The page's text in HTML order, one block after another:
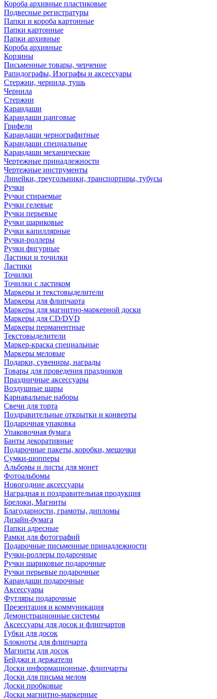
Короба архивные пластиковые
Подвесные регистратуры
Папки и короба картонные
Папки картонные
Папки архивные
Короба архивные
Корзины
Письменные товары, черчение
Рапидографы, Изографы и аксессуары
Стержни, чернила, тушь
Чернила
Стержни
Карандаши
Карандаши цанговые
Грифели
Карандаши чернографитные
Карандаши специальные
Карандаши механические
Чертежные принадлежности
Чертежные инструменты
Линейки, треугольники, транспортиры, тубусы
Ручки
Ручки стираемые
Ручки гелевые
Ручки перьевые
Ручки шариковые
Ручки капиллярные
Ручки-роллеры
Ручки фигурные
Ластики и точилки
Ластики
Точилки
Точилки с ластиком
Маркеры и текстовыделители
Маркеры для флипчарта
Маркеры для магнитно-маркерной доски
Маркеры для CD/DVD
Маркеры перманентные
Текстовыделители
Маркер-краска специальные
Маркеры меловые
Подарки, сувениры, награды
Товары для проведения праздников
Праздничные аксессуары
Воздушные шары
Карнавальные наборы
Свечи для торта
Поздравительные открытки и конверты
Подарочная упаковка
Упаковочная бумага
Банты декоративные
Подарочные пакеты, коробки, мешочки
Сумки-шопперы
Альбомы и листы для монет
Фотоальбомы
Новогодние аксессуары
Наградная и поздравительная продукция
Брелоки, Магниты
Благодарности, грамоты, дипломы
Дизайн-бумага
Папки адресные
Рамки для фотографий
Подарочные письменные принадлежности
Ручки-роллеры подарочные
Ручки шариковые подарочные
Ручки перьевые подарочные
Карандаши подарочные
Аксессуары
Футляры подарочные
Презентация и коммуникация
Демонстрационные системы
Аксессуары для досок и флипчартов
Губки для досок
Блокноты для флипчарта
Магниты для досок
Бейджи и держатели
Доски информационные, флипчарты
Доски для письма мелом
Доски пробковые
Доски магнитно-маркерные